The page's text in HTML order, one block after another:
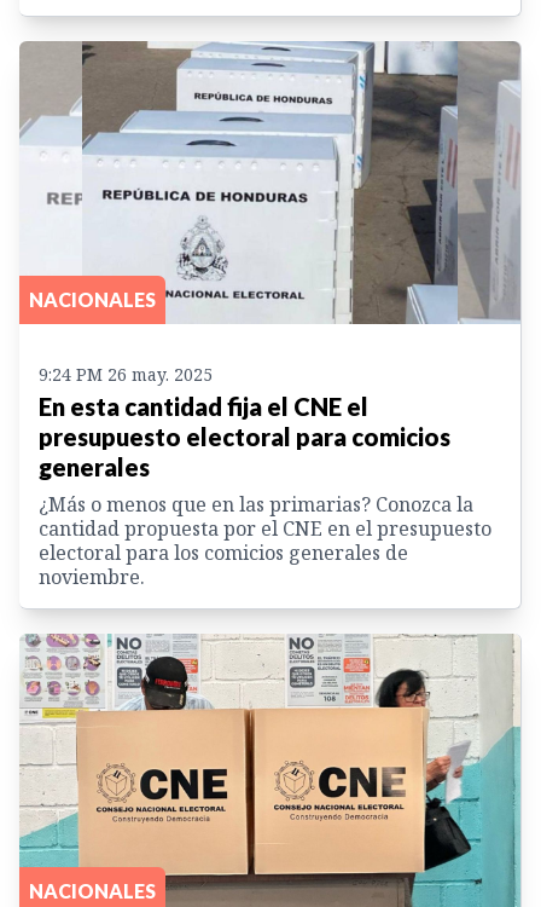
NACIONALES
9:24 PM 26 may. 2025
En esta cantidad fija el CNE el
presupuesto electoral para comicios
generales
¿Más o menos que en las primarias? Conozca la
cantidad propuesta por el CNE en el presupuesto
electoral para los comicios generales de
noviembre.
NACIONALES